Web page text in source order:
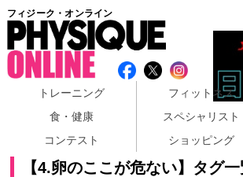
フィジーク・オンライン
トレーニング
フィットネス
食・健康
スペシャリスト
コンテスト
ショッピング
【4.卵のここが危ない】タグ